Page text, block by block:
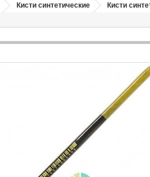
Кисти синтетические Кисти